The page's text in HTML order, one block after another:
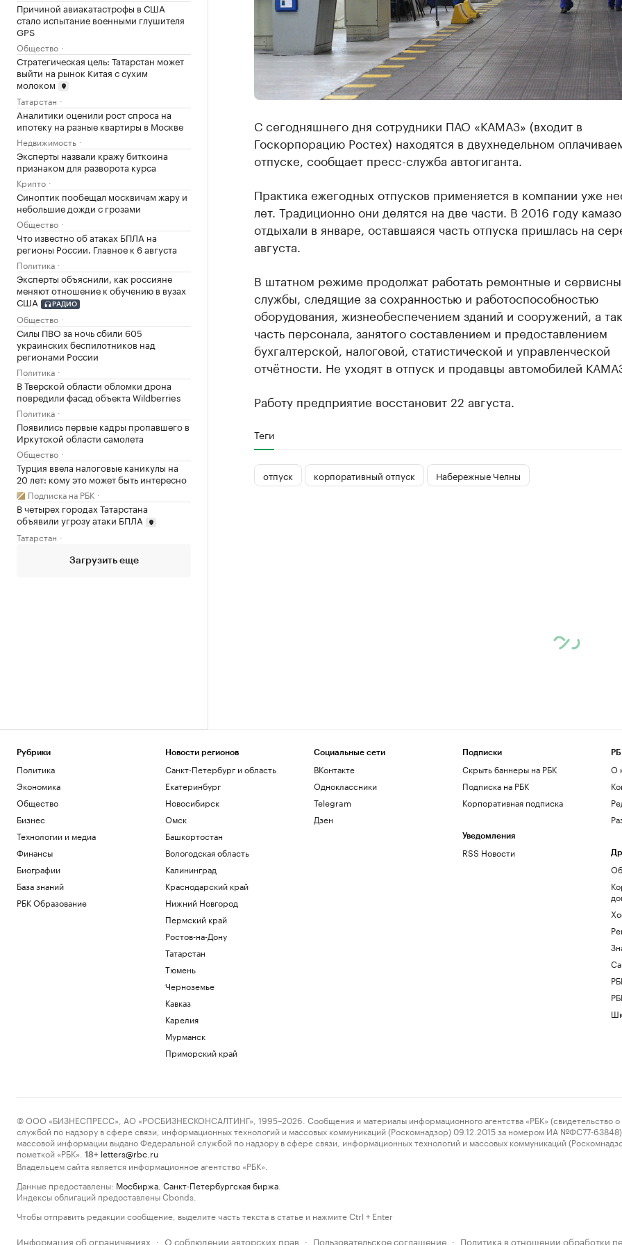
Причиной авиакатастрофы в США
стало испытание военными глушителя
GPS
Общество
Стратегическая цель: Татарстан может
выйти на рынок Китая с сухим
молоком
Татарстан
Аналитики оценили рост спроса на
ипотеку на разные квартиры в Москве
Недвижимость
Эксперты назвали кражу биткоина
признаком для разворота курса
Крипто
Синоптик пообещал москвичам жару и
небольшие дожди с грозами
Общество
Что известно об атаках БПЛА на
регионы России. Главное к 6 августа
Политика
Эксперты объяснили, как россияне
меняют отношение к обучению в вузах
США
РАДИО
Общество
Силы ПВО за ночь сбили 605
украинских беспилотников над
регионами России
Политика
В Тверской области обломки дрона
повредили фасад объекта Wildberries
Политика
Появились первые кадры пропавшего в
Иркутской области самолета
Общество
Турция ввела налоговые каникулы на
20 лет: кому это может быть интересно
Подписка на РБК
В четырех городах Татарстана
объявили угрозу атаки БПЛА
Татарстан
Загрузить еще
С сегодняшнего дня сотрудники ПАО «КАМАЗ» (входит в
Госкорпорацию Ростех) находятся в двухнедельном
отпуске, сообщает пресс-служба автогиганта.
Практика ежегодных отпусков применяется в компании уже
лет. Традиционно они делятся на две части. В 2016 году
отдыхали в январе, оставшаяся часть отпуска пришлась на
августа.
В штатном режиме продолжат работать ремонтные и
службы, следящие за сохранностью и работоспособностью
оборудования, жизнеобеспечением зданий и сооружений, а
часть персонала, занятого составлением и предоставлением
бухгалтерской, налоговой, статистической и управленческой
отчётности. Не уходят в отпуск и продавцы автомобилей
Работу предприятие восстановит 22 августа.
Теги
отпуск корпоративный отпуск Набережные Челны
Рубрики
Политика
Экономика
Общество
Бизнес
Технологии и медиа
Финансы
Биографии
База знаний
РБК Образование
Новости регионов
Санкт-Петербург и область
Екатеринбург
Новосибирск
Омск
Башкортостан
Вологодская область
Калининград
Краснодарский край
Нижний Новгород
Пермский край
Ростов-на-Дону
Татарстан
Тюмень
Черноземье
Кавказ
Карелия
Мурманск
Приморский край
Социальные сети
ВКонтакте
Одноклассники
Telegram
Дзен
Подписки
Скрыть баннеры на РБК
Подписка на РБК
Корпоративная подписка
Уведомления
RSS Новости
О
© ООО «БИЗНЕСПРЕСС», АО «РОСБИЗНЕСКОНСАЛТИНГ», 1995–2026. Сообщения и материалы информационного агентства «РБК» (свидетельство о
службой по надзору в сфере связи, информационных технологий и массовых коммуникаций (Роскомнадзор) 09.12.2015 за номером ИА №ФС77-63848)
массовой информации выдано Федеральной службой по надзору в сфере связи, информационных технологий и массовых коммуникаций
пометкой «РБК».
18+ letters@rbc.ru
Владельцем сайта является информационное агентство «РБК».
Данные предоставлены: Мосбиржа Санкт-Петербургская биржа
Индексы облигаций предоставлены Cbonds.
Чтобы отправить редакции сообщение, выделите часть текста в статье и нажмите Ctrl + Enter
Информация об ограничениях · О соблюдении авторских прав · Пользовательское соглашение · Политика в отношении обработки